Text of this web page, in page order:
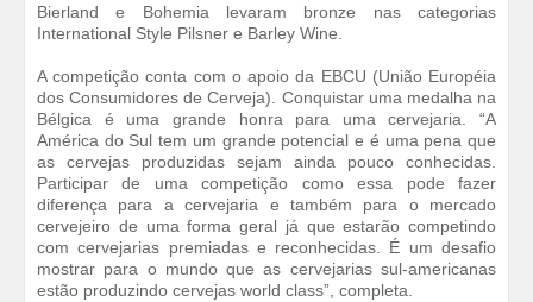
Bierland e Bohemia levaram bronze nas categorias
International Style Pilsner e Barley Wine.
A competição conta com o apoio da EBCU (União Européia
dos Consumidores de Cerveja). Conquistar uma medalha na
Bélgica é uma grande honra para uma cervejaria. “A
América do Sul tem um grande potencial e é uma pena que
as cervejas produzidas sejam ainda pouco conhecidas.
Participar de uma competição como essa pode fazer
diferença para a cervejaria e também para o mercado
cervejeiro de uma forma geral já que estarão competindo
com cervejarias premiadas e reconhecidas. É um desafio
mostrar para o mundo que as cervejarias sul-americanas
estão produzindo cervejas world class”, completa.